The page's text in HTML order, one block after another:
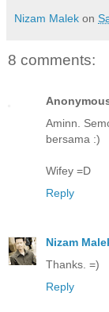
Nizam Malek on
8 comments:
Aminn.
bersama :)
Wifey =D
Reply
Nizam
Thanks. =)
Reply